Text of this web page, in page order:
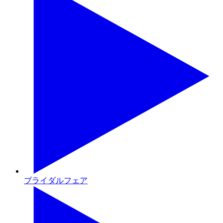
ブライダルフェア